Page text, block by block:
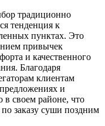
традиционно
тенденция к
пунктах. Это
привычек
и качественного
Благодаря
клиентам
и
в своем районе, что
заказу суши поздним